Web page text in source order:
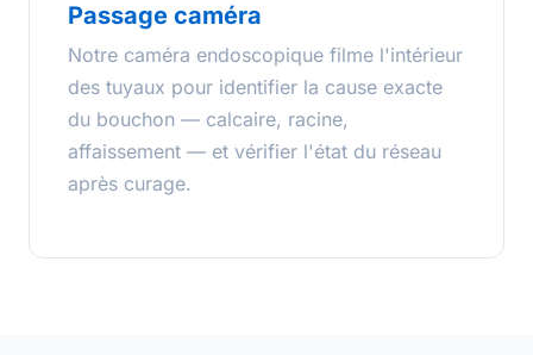
Passage caméra
Notre caméra endoscopique filme l'intérieur
des tuyaux pour identifier la cause exacte
du bouchon — calcaire, racine,
affaissement — et vérifier l'état du réseau
après curage.